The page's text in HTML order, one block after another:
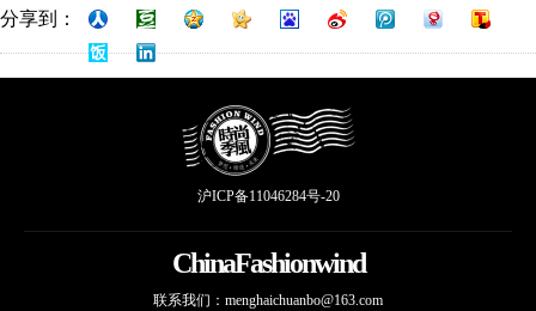
分享到：
沪ICP备11046284号-20
ChinaFashionwind
联系我们： menghaichuanbo@163.com